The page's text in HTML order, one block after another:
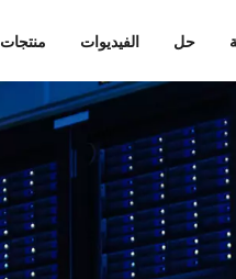
منتجات الفيديوات حل